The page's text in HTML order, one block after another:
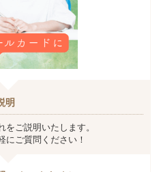
明
ご説明いたします。
にご質問ください！